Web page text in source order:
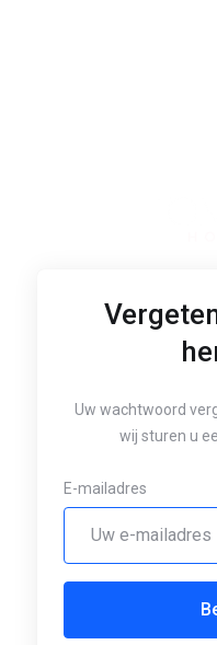
Uw wachtwoord
wij sturen u
E-mailadres